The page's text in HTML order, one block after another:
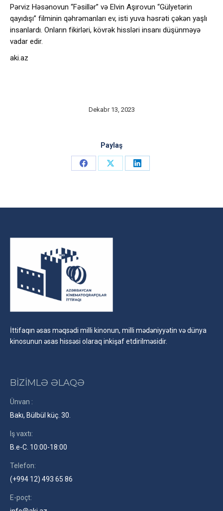
Pərviz Həsənovun “Fəsillər” və Elvin Aşırovun “Gülyetərin
qayıdışı” filminin qəhrəmanları ev, isti yuva həsrəti çəkən yaşlı
insanlardı. Onların fikirləri, kövrək hissləri insanı düşünməyə
vadar edir.
aki.az
Dekabr 13, 2023
Paylaş
Share
Share
Share
İttifaqın əsas məqsədi milli kinonun, milli mədəniyyətin və dünya
kinosunun əsas hissəsi olaraq inkişaf etdirilməsidir.
BİZİMLƏ ƏLAQƏ
Ünvan :
Bakı, Bülbül küç. 30.
Iş vaxtı:
B.e-C. 10:00-18:00
Telefon:
(+994 12) 493 65 86
E-poçt: